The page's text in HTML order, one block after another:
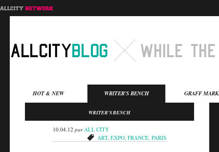
Aller au contenu
Aller au contenu
HOT & NEW WRITER'S BENCH GRAFF
WRITER'S BENCH
10.04.12 par ALL CITY
ART, EXPO, FRANCE, PARIS